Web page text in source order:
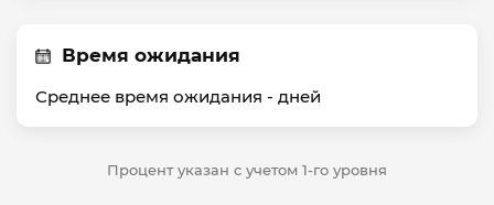
Время ожидания
Среднее время ожидания - дней
Процент указан с учетом 1-го уровня